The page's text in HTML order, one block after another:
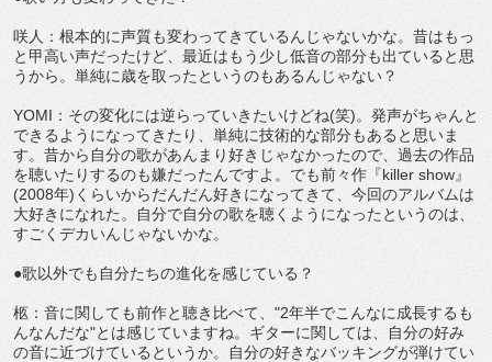
咲人：根本的に声質も変わってきているんじゃないかな。昔はもっ
と甲高い声だったけど、最近はもう少し低音の部分も出ていると思
うから。単純に歳を取ったというのもあるんじゃない？
YOMI：その変化には逆らっていきたいけどね(笑)。発声がちゃんと
できるようになってきたり、単純に技術的な部分もあると思いま
す。昔から自分の歌があんまり好きじゃなかったので、過去の作品
を聴いたりするのも嫌だったんですよ。でも前々作『killer show』
(2008年)くらいからだんだん好きになってきて、今回のアルバムは
大好きになれた。自分で自分の歌を聴くようになったというのは、
すごくデカいんじゃないかな。
●歌以外でも自分たちの進化を感じている？
柩：音に関しても前作と聴き比べて、"2年半でこんなに成長するも
んなんだな"とは感じていますね。ギターに関しては、自分の好み
の音に近づけているというか。自分の好きなバッキングが弾けてい